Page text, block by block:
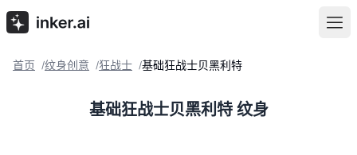
首页 /纹身创意 /狂战士 /基础狂战士贝黑利特
基础狂战士贝黑利特 纹身